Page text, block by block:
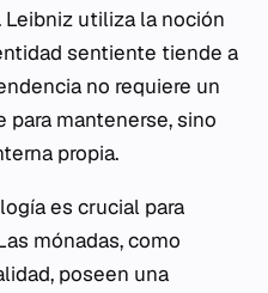
utiliza la noción
sentiente tiende a
no requiere un
mantenerse, sino
propia.
es crucial para
mónadas, como
poseen una